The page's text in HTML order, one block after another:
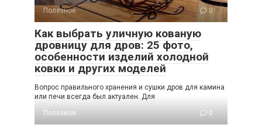
Полезное 0
Как выбрать уличную кованую
дровницу для дров: 25 фото,
особенности изделий холодной
ковки и других моделей
Вопрос правильного хранения и сушки дров для камина
или печи всегда был актуален. Для
Полезное
0